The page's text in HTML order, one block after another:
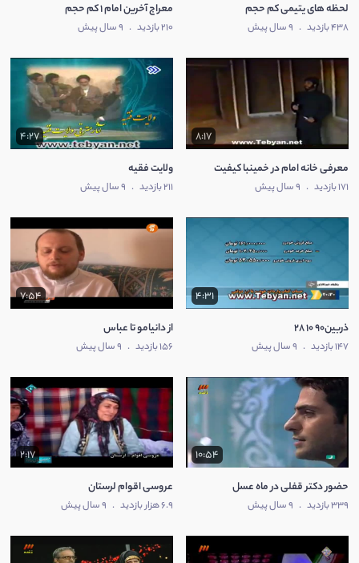
لحظه های یتیمی کم حجم
438 بازدید . 9 سال پیش
معراج آخرین امام 1 کم حجم
210 بازدید . 9 سال پیش
8:17
معرفی خانه امام در خمینبا کیفیت
171 بازدید . 9 سال پیش
4:27
ولایت فقیه
211 بازدید . 9 سال پیش
4:31
ذربین90 10 28
147 بازدید . 9 سال پیش
7:54
از دانیامو تا عباس
156 بازدید . 9 سال پیش
10:54
حضور دکتر قفلی در ماه عسل
339 بازدید . 9 سال پیش
2:17
عروسی اقوام لرستان
6.9 هزار بازدید . 9 سال پیش